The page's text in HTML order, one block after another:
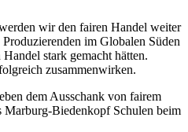
wir den fairen Handel weiter
im Globalen Süden
stark gemacht hätten.
zusammenwirken.
dem Ausschank von fairem
Biedenkopf Schulen beim